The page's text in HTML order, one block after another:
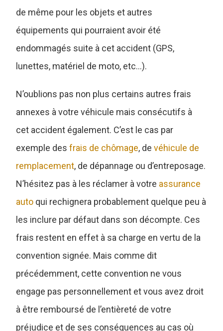
de même pour les objets et autres
équipements qui pourraient avoir été
endommagés suite à cet accident (GPS,
lunettes, matériel de moto, etc…).
N’oublions pas non plus certains autres frais
annexes à votre véhicule mais consécutifs à
cet accident également. C’est le cas par
exemple desfrais de chômage, devéhicule de
remplacement, de dépannage ou d’entreposage.
N’hésitez pas à les réclamer à votre assurance
auto qui rechignera probablement quelque peu à
les inclure par défaut dans son décompte. Ces
frais restent en effet à sa charge en vertu de la
convention signée. Mais comme dit
précédemment, cette convention ne vous
engage pas personnellement et vous avez droit
à être remboursé de l’entièreté de votre
préjudice et de ses conséquences au cas où